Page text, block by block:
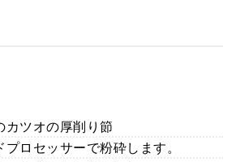
カツオの厚削り節
ロセッサーで粉砕します。